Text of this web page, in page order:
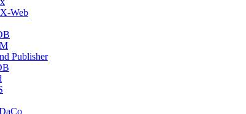
Web
Publisher